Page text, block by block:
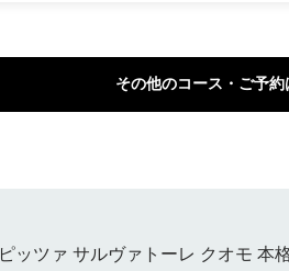
その他のコース・ご予約
ピッツァ サルヴァトーレ クオモ 本